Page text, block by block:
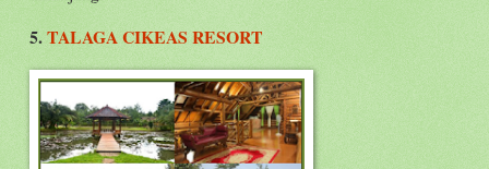
5.TALAGA CIKEAS RESORT